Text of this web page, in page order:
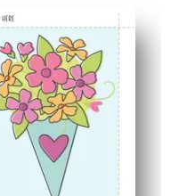
şi utilizare - trebuie
oră - săriți
spațios gol pentru note
în clasă - o pagină